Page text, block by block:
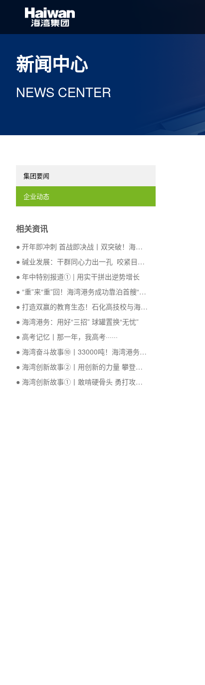
新闻中心
NEWS CENTER
集团要闻
企业动态
相关资讯
● 开年即冲刺 首战即决战丨双突破！海湾
港务破纪录背后的故事不简单
● 碱业发展：干群同心力出一孔 咬紧目标
共克时艰
● 年中特别报道① | 用实干拼出逆势增长
● “重”来“重”回！海湾港务成功靠泊首艘“两
用轮”
● 打造双赢的教育生态！石化高技校与海尔
智家校企合作正式启动
● 海湾港务：用好“三招” 球罐置换“无忧”
● 高考记忆丨那一年，我高考······
● 海湾奋斗故事⑩丨33000吨！海湾港务烧
碱单船装载量再创纪录
● 海湾创新故事②丨用创新的力量 攀登一
座又一座高峰
● 海湾创新故事①丨敢啃硬骨头 勇打攻坚